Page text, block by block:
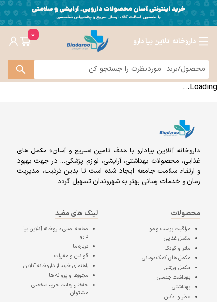
داروخانه آنلاین بیا دارو
0
Loading...
داروخانه آنلاين بيادارو با هدف تامين «سریع و آسان» مكمل هاى
غذايى، محصولات بهداشتى، آرايشى، لوازم پزشکی… در جهت بهبود
و ارتقاء سلامت جامعه ایجاد شده است تا بدین ترتیب، مدیریت
زمان و خدمات رسانی بهتر به شهروندان تسهیل گردد
محصولات
مراقبت پوست و مو
مکمل غذایی
مادر و کودک
مکمل های کمک درمانی
مکمل ورزشی
بهداشت جنسی
بهداشتی
عطر و ادکلن
لینک های مفید
صفحه اصلیداروخانه آنلاین بیا
دارو
درباره ما
قوانین و مقررات
راهنمای خرید از داروخانه آنلاین
مجوزها و پروانه ها
حفظ و رعایت حریم شخصی
مشتریان